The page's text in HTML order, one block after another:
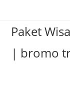
Paket
| bromo